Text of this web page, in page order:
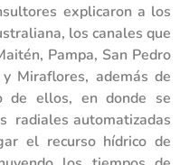
explicaron a los
los canales que
Pampa, San Pedro
Miraflores, además de
de ellos, en donde se
radiales automatizadas
el recurso hídrico de